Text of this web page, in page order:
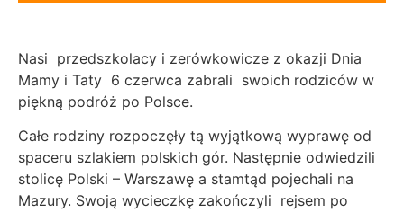
Nasi przedszkolacy i zerówkowicze z okazji Dnia
Mamy i Taty 6 czerwca zabrali swoich rodziców w
piękną podróż po Polsce.
Całe rodziny rozpoczęły tą wyjątkową wyprawę od
spaceru szlakiem polskich gór. Następnie odwiedzili
stolicę Polski – Warszawę a stamtąd pojechali na
Mazury. Swoją wycieczkę zakończyli rejsem po